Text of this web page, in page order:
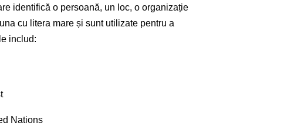
identifică o persoană, un loc, o organizație
cu litera mare și sunt utilizate pentru a
includ:
Nations